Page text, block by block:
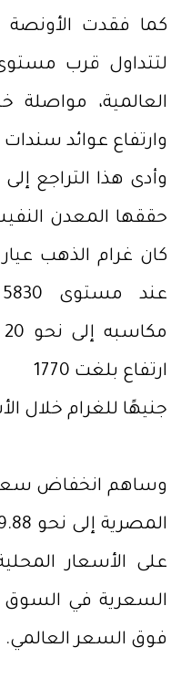
العالمية، مواصلة
وارتفاع عوائد سندات
وأدى هذا التراجع
حققها المعدن
ارتفاع بلغت 1770
جنيهًا للغرام خلال
وساهم انخفاض سعر
على الأسعار
فوق السعر العالمي.